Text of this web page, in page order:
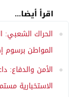
اقرأ أيضا...
الحراك الشعبي:
المواطن برسوم
الأمن والدفاع:
الاستخبارية